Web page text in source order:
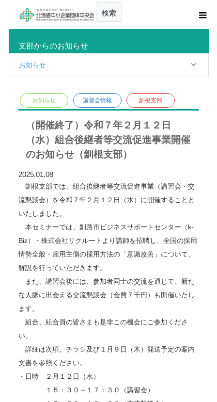
検索
支部からのお知らせ
お知らせ
お知らせ 講習会情報 釧根支部
（開催終了）令和７年２月１２日
（水）組合後継者等交流促進事業開催
のお知らせ（釧根支部）
2025.01.08
釧根支部では、組合後継者等交流促進事業（講習会・交
流懇談会）を令和７年２月１２日（水）に開催することと
いたしました。
本セミナーでは、釧路市ビジネスサポートセンター（k-
Biz）・株式会社リクルートより講師を招聘し、全国の採用
情勢全般・雇用主側の採用方法の「意識改善」について、
解説を行っていただきます。
また、講習会後には、参加者同士の交流を通じて、新た
な人脈に出会える交流懇談会（会費７千円）も開催いたし
ます。
組合、組合員の皆さまも是非この機会にご参加くださ
い。
詳細は次項、チラシ及び１月９日（木）発送予定の案内
文書を参照ください。
・日時 ２月１２日（水）
１５：３０～１７：３０（講習会）